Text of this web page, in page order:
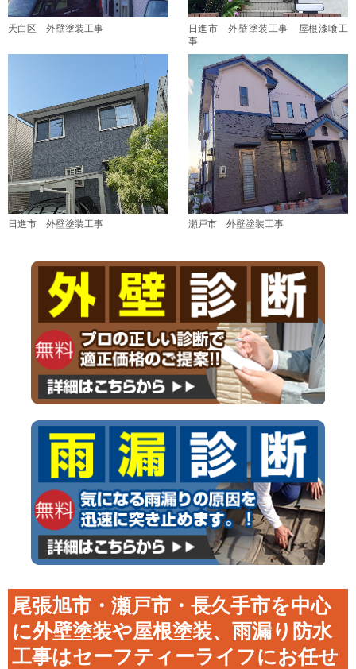
天白区 外壁塗装工事
日進市 外壁塗装工事 屋根漆喰工
事
日進市 外壁塗装工事 瀬戸市 外壁塗装工事
尾張旭市・瀬戸市・長久手市を中心
に外壁塗装や屋根塗装、雨漏り防水
工事はセーフティーライフにお任せ